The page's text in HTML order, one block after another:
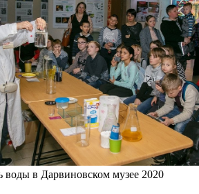
в Дарвиновском музее 2020